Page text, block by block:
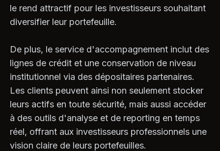
le rend attractif pour les investisseurs souhaitant
diversifier leur portefeuille.
De plus, le service d'accompagnement inclut des
lignes de crédit et une conservation de niveau
institutionnel via des dépositaires partenaires.
Les clients peuvent ainsi non seulement stocker
leurs actifs en toute sécurité, mais aussi accéder
à des outils d'analyse et de reporting en temps
réel, offrant aux investisseurs professionnels une
vision claire de leurs portefeuilles.